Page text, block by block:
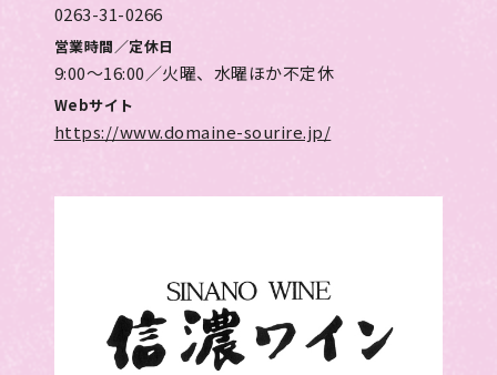
0263-31-0266
営業時間／定休日
9:00～16:00／火曜、水曜ほか不定休
Webサイト
https://www.domaine-sourire.jp/